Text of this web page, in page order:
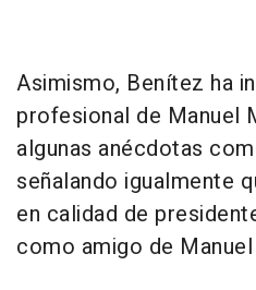
Asimismo, Benítez ha
profesional de Manuel
algunas anécdotas
señalando igualmente
en calidad de
como amigo de